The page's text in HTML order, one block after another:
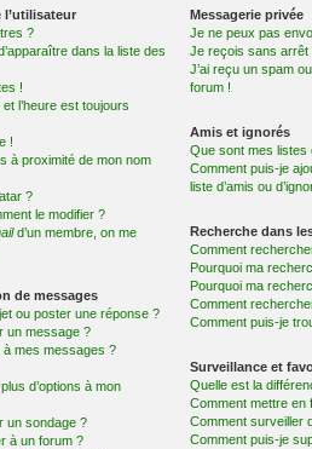
l’utilisateur
?
dans la liste des
!
l’heure est toujours
!
à proximité de mon nom
?
le modifier ?
d’un membre, on me
de messages
ou poster une réponse ?
un message ?
à mes messages ?
d’options à mon
un sondage ?
à un forum ?
Messagerie privée
Je ne peux pas
Je reçois sans arrêt
J’ai reçu un spam
forum !
Amis et ignorés
Que sont mes listes
Comment puis-je
liste d’amis ou
Recherche dans
Comment
Pourquoi ma
Pourquoi ma
Comment
Comment puis-je
Surveillance et
Quelle est la
Comment mettre en
Comment surveiller
Comment puis-je